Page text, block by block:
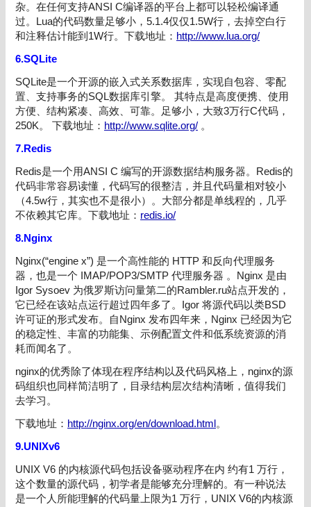
杂。在任何支持ANSI C编译器的平台上都可以轻松编译通
过。Lua的代码数量足够小，5.1.4仅仅1.5W行，去掉空白行
和注释估计能到1W行。下载地址： http://www.lua.org/
6.SQLite
SQLite是一个开源的嵌入式关系数据库，实现自包容、零配
置、支持事务的SQL数据库引擎。 其特点是高度便携、使用
方便、结构紧凑、高效、可靠。足够小，大致3万行C代码，
250K。 下载地址： http://www.sqlite.org/ 。
7.Redis
Redis是一个用ANSI C 编写的开源数据结构服务器。Redis的
代码非常容易读懂，代码写的很整洁，并且代码量相对较小
（4.5w行，其实也不是很小）。大部分都是单线程的，几乎
不依赖其它库。下载地址： redis.io/
8.Nginx
Nginx(“engine x”) 是一个高性能的 HTTP 和反向代理服务
器，也是一个 IMAP/POP3/SMTP 代理服务器 。Nginx 是由
Igor Sysoev 为俄罗斯访问量第二的Rambler.ru站点开发的，
它已经在该站点运行超过四年多了。Igor 将源代码以类BSD
许可证的形式发布。自Nginx 发布四年来，Nginx 已经因为它
的稳定性、丰富的功能集、示例配置文件和低系统资源的消
耗而闻名了。
nginx的优秀除了体现在程序结构以及代码风格上，nginx的源
码组织也同样简洁明了，目录结构层次结构清晰，值得我们
去学习。
下载地址： http://nginx.org/en/download.html。
9.UNIXv6
UNIX V6 的内核源代码包括设备驱动程序在内 约有1 万行，
这个数量的源代码，初学者是能够充分理解的。有一种说法
是一个人所能理解的代码量上限为1 万行，UNIX V6的内核源